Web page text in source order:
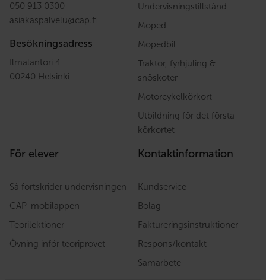
050 913 0300
asiakaspalvelu@cap.fi
Besökningsadress
Ilmalantori 4
00240 Helsinki
Undervisningstillstånd
Moped
Mopedbil
Traktor, fyrhjuling &
snöskoter
Motorcykelkörkort
Utbildning för det första
körkortet
För elever
Så fortskrider undervisningen
CAP-mobilappen
Teorilektioner
Övning inför teoriprovet
Kontaktinformation
Kundservice
Bolag
Faktureringsinstruktioner
Respons/kontakt
Samarbete